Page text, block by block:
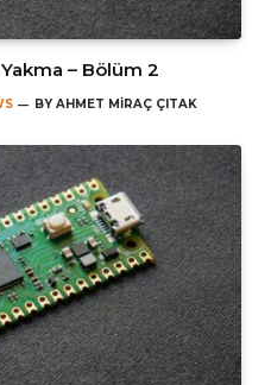
– Bölüm 2
BY AHMET MIRAÇ ÇITAK